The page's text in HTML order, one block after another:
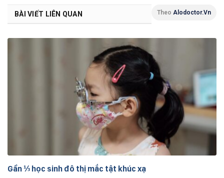
Theo Alodoctor.vn
BÀI VIẾT LIÊN QUAN
Gần ⅓ học sinh đô thị mắc tật khúc xạ